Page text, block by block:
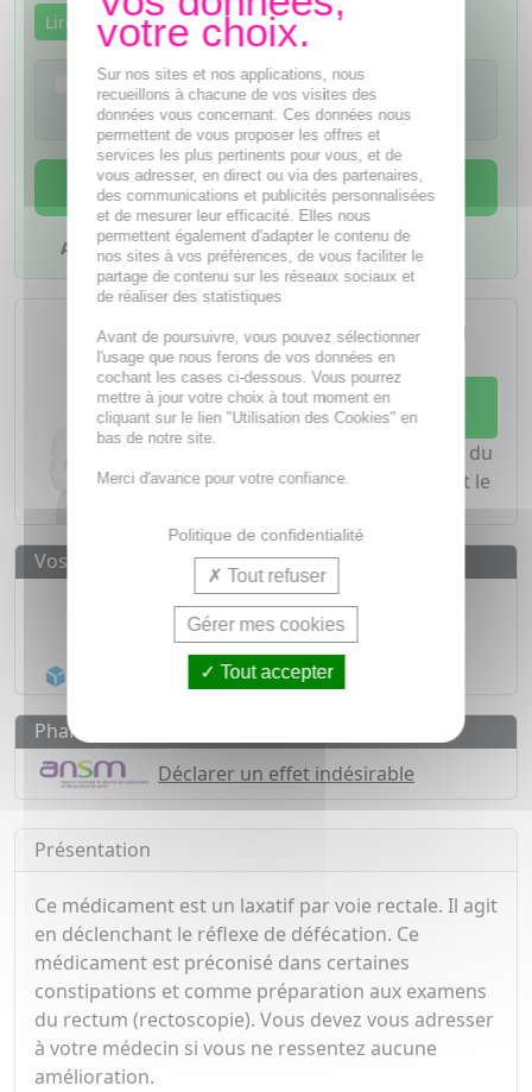
Lire la notice
Je confirme avoir lu la notice de ce
médicament
AJOUTER AU PANIER
Ajouter à mes favoris
L'achat d'un médicament sans
ordonnance nécessite le conseil
d'unpharmacien
Demandez conseil à votre
pharmacien
Notre équipe est à votre écoute du
lundi au vendredi de
et le
Vos avantages
Médicaments d'origineCERTIFIÉE
médicaments
Acheminement Chronopost
Pharmacovigilance
Déclarer un effet indésirable
Présentation
Ce médicament est un laxatif par voie rectale. Il agit
en déclenchant le réflexe de défécation. Ce
médicament est préconisé dans certaines
constipations et comme préparation aux examens
du rectum (rectoscopie). Vous devez vous adresser
à votre médecin si vous ne ressentez aucune
amélioration.
Sur nos sites et nos applications, nous
recueillons à chacune de vos visites des
données vous concernant. Ces données nous
permettent de vous proposer les offres et
services les plus pertinents pour vous, et de
vous adresser, en direct ou via des partenaires,
des communications et publicités personnalisées
et de mesurer leur efficacité. Elles nous
permettent également d'adapter le contenu de
nos sites à vos préférences, de vous faciliter le
partage de contenu sur les réseaux sociaux et
de réaliser des statistiques
Avant de poursuivre, vous pouvez sélectionner
l'usage que nous ferons de vos données en
cochant les cases ci-dessous. Vous pourrez
mettre à jour votre choix à tout moment en
cliquant sur le lien "Utilisation des Cookies" en
bas de notre site.
Merci d'avance pour votre confiance.
Politique de confidentialité
Tout refuser
Gérer mes cookies
Tout accepter